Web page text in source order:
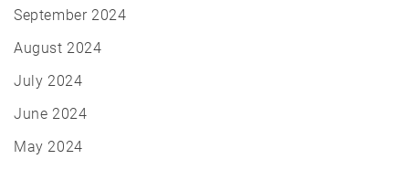
September 2024
August 2024
July 2024
June 2024
May 2024